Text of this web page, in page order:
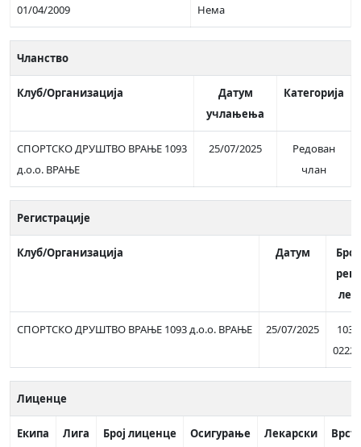
01/04/2009 Нема
Чланство
Клуб/Организација
Датум
учлањења
Категорија
СПОРТСКО ДРУШТВО ВРАЊЕ 1093
д.о.о. ВРАЊЕ
25/07/2025
Редован
члан
Регистрације
Клуб/Организација Датум
Број
рег/
лег
СПОРТСКО ДРУШТВО ВРАЊЕ 1093 д.о.о. ВРАЊЕ 25/07/2025
103-
02222
Лиценце
Екипа Лига Број лиценце Осигурање Лекарски